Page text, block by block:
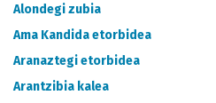
Alondegi zubia
Ama Kandida etorbidea
Aranaztegi etorbidea
Arantzibia kalea